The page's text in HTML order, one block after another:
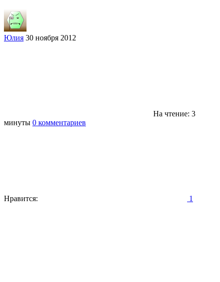
Юлия 30 ноября 2012
На чтение: 3
минуты 0 комментариев
Нравится: 1